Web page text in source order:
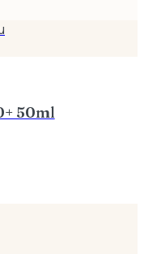
50ml